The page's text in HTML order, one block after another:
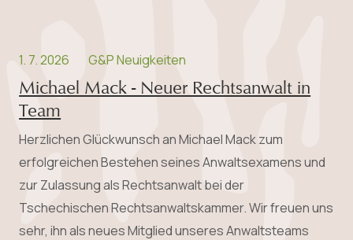
1. 7. 2026 G&P Neuigkeiten
Michael Mack - Neuer Rechtsanwalt in
Team
Herzlichen Glückwunsch an Michael Mack zum
erfolgreichen Bestehen seines Anwalts­examens und
zur Zulassung als Rechtsanwalt bei der
Tschechischen Rechtsanwaltskammer. Wir freuen uns
sehr, ihn als neues Mitglied unseres Anwaltsteams